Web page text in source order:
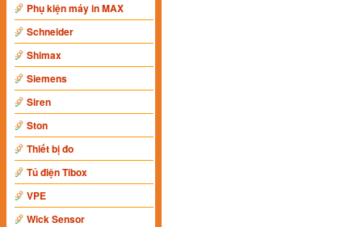
Phụ kiện máy in MAX
Schneider
Shimax
Siemens
Siren
Ston
Thiết bị đo
Tủ điện Tibox
VPE
Wick Sensor